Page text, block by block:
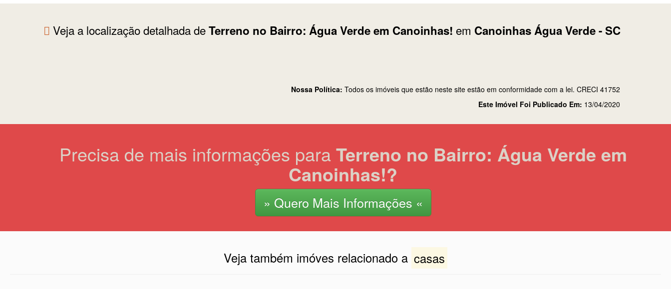
Este Imóvel Foi Publicado Em:13/04/2020
Precisa de mais informações para Terreno no Bairro: Água Verde em
Canoinhas!?
» Quero Mais Informações «
Veja também imóves relacionado acasas